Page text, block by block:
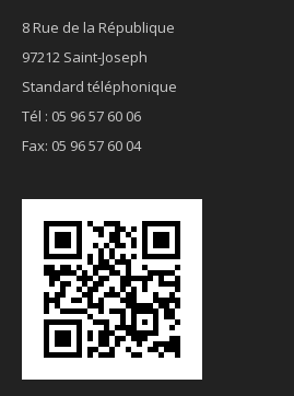
8 Rue de la République
97212 Saint-Joseph
Standard téléphonique
Tél : 05 96 57 60 06
Fax: 05 96 57 60 04